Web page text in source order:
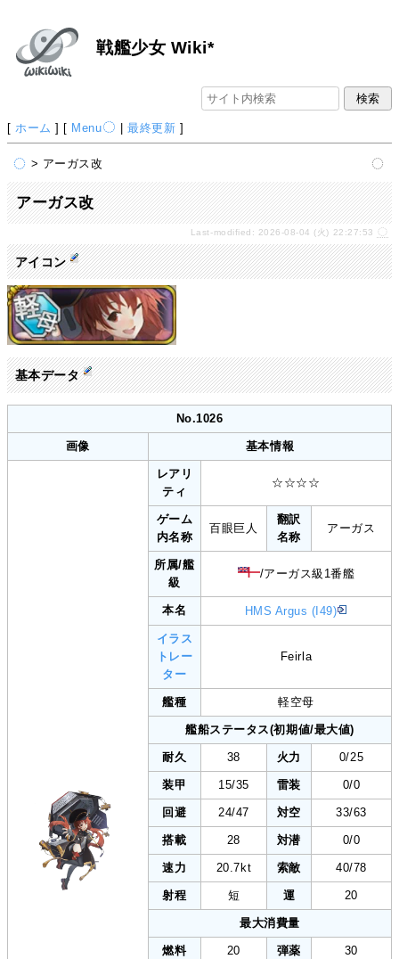
戦艦少女 Wiki*
[ ホーム ] [ Menu |最終更新 ]
> アーガス改
アーガス改
Last-modified: 2026-08-04 (火) 22:27:53
アイコン
基本データ
No.1026
画像 基本情報
レアリ
ティ
☆☆☆☆
ゲーム
内名称
百眼巨人
翻訳
名称
アーガス
所属/艦
級
/アーガス級1番艦
本名 HMS Argus (I49)
イラス
トレー
ター
Feirla
艦種 軽空母
艦船ステータス(初期値/最大値)
耐久 38 火力 0/25
装甲 15/35 雷装 0/0
回避 24/47 対空 33/63
搭載 28 対潜 0/0
速力 20.7kt 索敵 40/78
射程 短 運 20
最大消費量
燃料 20 弾薬 30